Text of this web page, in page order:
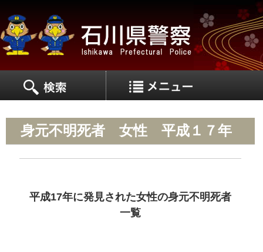
身元不明死者 女性 平成１７年
平成17年に発見された女性の身元不明死者
一覧